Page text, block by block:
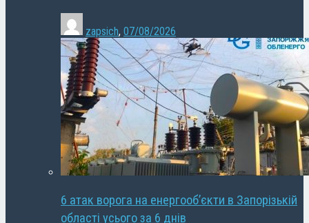
zapsich, 07/08/2026
6 атак ворога на енергооб’єкти в Запорізькій
області усього за 6 днів